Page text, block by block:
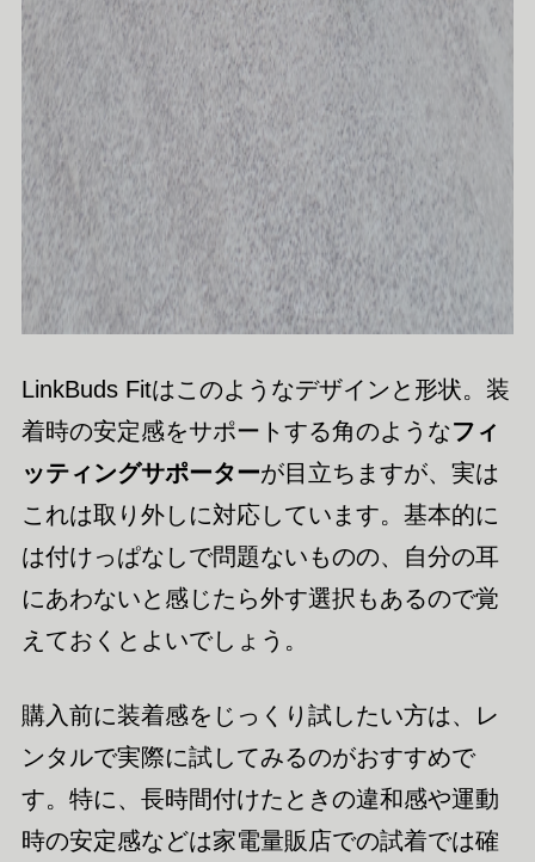
LinkBuds Fitはこのようなデザインと形状。装
着時の安定感をサポートする角のようなフィ
ッティングサポーターが目立ちますが、実は
これは取り外しに対応しています。基本的に
は付けっぱなしで問題ないものの、自分の耳
にあわないと感じたら外す選択もあるので覚
えておくとよいでしょう。
購入前に装着感をじっくり試したい方は、レ
ンタルで実際に試してみるのがおすすめで
す。特に、長時間付けたときの違和感や運動
時の安定感などは家電量販店での試着では確